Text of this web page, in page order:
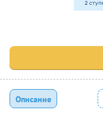
Описание